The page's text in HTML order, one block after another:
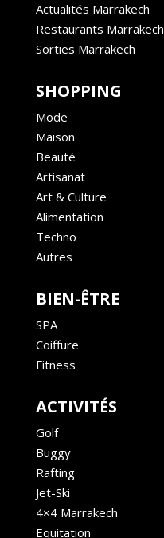
Actualités Marrakech
Restaurants Marrakech
Sorties Marrakech
SHOPPING
Mode
Maison
Beauté
Artisanat
Art & Culture
Alimentation
Techno
Autres
BIEN-ÊTRE
SPA
Coiffure
Fitness
ACTIVITÉS
Golf
Buggy
Rafting
Jet-Ski
4×4 Marrakech
Equitation